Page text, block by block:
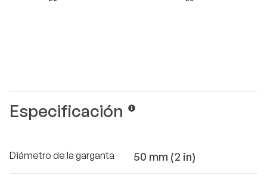
Especificación
Diámetro de la garganta 50 mm (2 in)